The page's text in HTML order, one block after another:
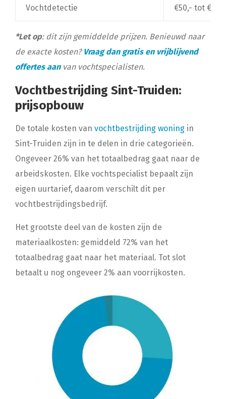
Vochtdetectie €50,- tot
*Let op: dit zijn gemiddelde prijzen. Benieuwd naar
de exacte kosten? Vraag dan gratis en vrijblijvend
offertes aanvan vochtspecialisten.
Vochtbestrijding Sint-Truiden:
prijsopbouw
De totale kosten van vochtbestrijding woning in
Sint-Truiden zijn in te delen in drie categorieën.
Ongeveer 26% van het totaalbedrag gaat naar de
arbeidskosten. Elke vochtspecialist bepaalt zijn
eigen uurtarief, daarom verschilt dit per
vochtbestrijdingsbedrijf.
Het grootste deel van de kosten zijn de
materiaalkosten: gemiddeld 72% van het
totaalbedrag gaat naar het materiaal. Tot slot
betaalt u nog ongeveer 2% aan voorrijkosten.